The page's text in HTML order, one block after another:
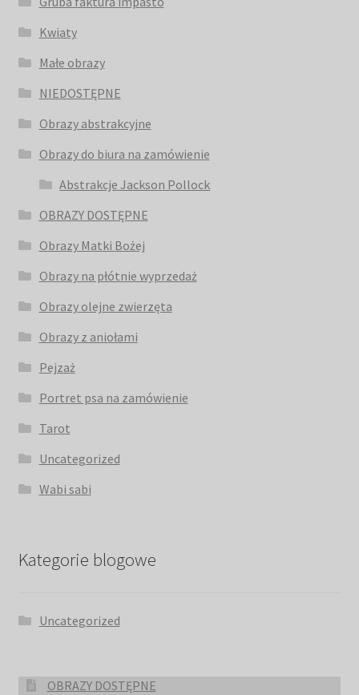
Kwiaty
Małe obrazy
NIEDOSTĘPNE
Obrazy abstrakcyjne
Obrazy do biura na zamówienie
Abstrakcje Jackson Pollock
OBRAZY DOSTĘPNE
Obrazy Matki Bożej
Obrazy na płótnie wyprzedaż
Obrazy olejne zwierzęta
Obrazy z aniołami
Pejzaż
Portret psa na zamówienie
Tarot
Uncategorized
Wabi sabi
Kategorie blogowe
Uncategorized
OBRAZY DOSTĘPNE